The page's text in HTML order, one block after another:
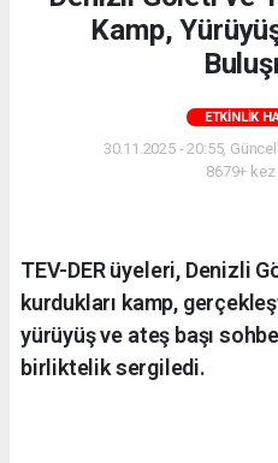
Kamp,
ETKINLIK
30.11.2025 - 20:55,
8679+
TEV-DER üyeleri, Denizli
kurdukları kamp,
yürüyüş ve ateş başı
birliktelik sergiledi.